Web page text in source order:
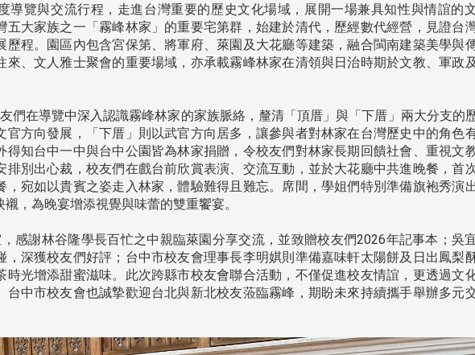
導覽與交流行程，走進台灣重要的歷史文化場域，展開一場兼具知性與情誼的
五大家族之一「霧峰林家」的重要宅第群，始建於清代，歷經數代經營，見證台
歷程。園區內包含宮保第、將軍府、萊園及大花廳等建築，融合閩南建築美學與
來、文人雅士聚會的重要場域，亦承載霧峰林家在清領與日治時期於文教、軍政
們在導覽中深入認識霧峰林家的家族脈絡，釐清「頂厝」與「下厝」兩大分支的
官方向發展，「下厝」則以武官方向居多，讓參與者對林家在台灣歷史中的角色
得知台中一中與台中公園皆為林家捐贈，令校友們對林家長期回饋社會、重視文
排別出心裁，校友們在戲台前欣賞表演、交流互動，並於大花廳中共進晚餐，首
，宛如以貴賓之姿走入林家，體驗難得且難忘。席間，學姐們特別準備旗袍秀演
，為晚宴增添視覺與味蕾的雙重饗宴。
感謝林谷隆學長百忙之中親臨萊園分享交流，並致贈校友們2026年記事本；吳
，深獲校友們好評；台中市校友會理事長李明娸則準備嘉味軒太陽餅及日出鳳梨
時光增添甜蜜滋味。此次跨縣市校友會聯合活動，不僅促進校友情誼，更透過文
台中市校友會也誠摯歡迎台北與新北校友蒞臨霧峰，期盼未來持續攜手舉辦多元